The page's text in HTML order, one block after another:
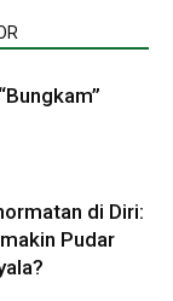
di Diri:
Pudar